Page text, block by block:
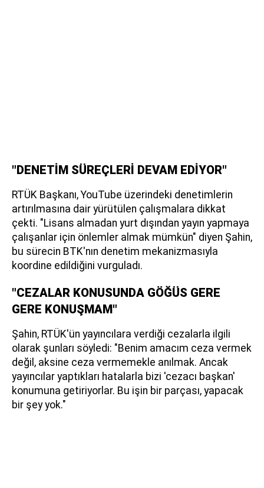
"DENETİM SÜREÇLERİ DEVAM EDİYOR"
RTÜK Başkanı, YouTube üzerindeki denetimlerin
artırılmasına dair yürütülen çalışmalara dikkat
çekti. "Lisans almadan yurt dışından yayın yapmaya
çalışanlar için önlemler almak mümkün" diyen Şahin,
bu sürecin BTK'nın denetim mekanizmasıyla
koordine edildiğini vurguladı.
"CEZALAR KONUSUNDA GÖĞÜS GERE
GERE KONUŞMAM"
Şahin, RTÜK'ün yayıncılara verdiği cezalarla ilgili
olarak şunları söyledi: "Benim amacım ceza vermek
değil, aksine ceza vermemekle anılmak. Ancak
yayıncılar yaptıkları hatalarla bizi 'cezacı başkan'
konumuna getiriyorlar. Bu işin bir parçası, yapacak
bir şey yok."